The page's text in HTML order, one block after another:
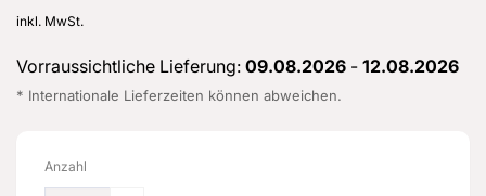
Preis
inkl. MwSt.
Vorraussichtliche Lieferung: 09.08.2026 - 12.08.2026
* Internationale Lieferzeiten können abweichen.
Anzahl